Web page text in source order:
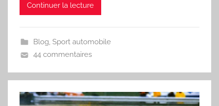
Continuer la lecture
Blog, Sport automobile
44 commentaires